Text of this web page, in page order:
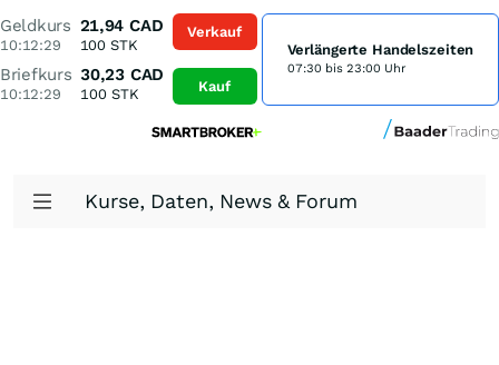
Geldkurs
10:12:29
21,94 CAD
100 STK
Briefkurs
10:12:29
30,23 CAD
100STK
Verkauf
Kauf
Verlängerte Handelszeiten
07:30 bis 23:00 Uhr
Kurse, Daten, News & Forum